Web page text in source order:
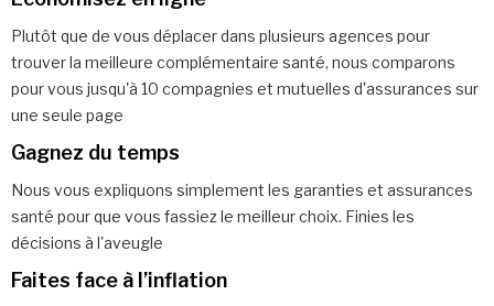
Plutôt que de vous déplacer dans plusieurs agences pour
trouver la meilleure complémentaire santé, nous comparons
pour vous jusqu'à 10 compagnies et mutuelles d'assurances sur
une seule page
Gagnez du temps
Nous vous expliquons simplement les garanties et assurances
santé pour que vous fassiez le meilleur choix. Finies les
décisions à l'aveugle
Faites face à l’inflation